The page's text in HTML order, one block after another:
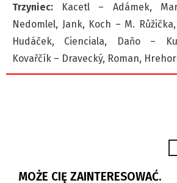
Trzyniec: Kacetl – Adámek,
Nedomlel, Jank, Koch – M.
Hudáček, Cienciala, Daňo –
Kovařčík – Dravecký, Roman,
MOŻE CIĘ ZAINTERESOWAĆ.
Tour de Pologne - Holender
Beskidzki Dogmaraton również